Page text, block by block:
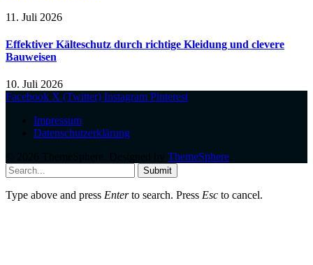
11. Juli 2026
Effektiver Kälteschutz durch richtige Kleidung und clevere
Bauweisen
10. Juli 2026
Facebook X (Twitter) Instagram Pinterest
Impressum
Datenschutzerklärung
ThemeSphere
Submit
Type above and press Enterto search. Press Esc to cancel.